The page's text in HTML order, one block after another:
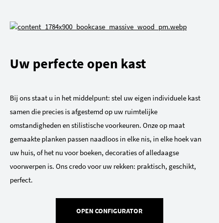
Uw perfecte open kast
Bij ons staat u in het middelpunt: stel uw eigen individuele kast
samen die precies is afgestemd op uw ruimtelijke
omstandigheden en stilistische voorkeuren. Onze op maat
gemaakte planken passen naadloos in elke nis, in elke hoek van
uw huis, of het nu voor boeken, decoraties of alledaagse
voorwerpen is. Ons credo voor uw rekken: praktisch, geschikt,
perfect.
OPEN CONFIGURATOR